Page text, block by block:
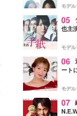
ャス
モデ
05
也主
モデ
06
ート
ぎ」
モデ
07